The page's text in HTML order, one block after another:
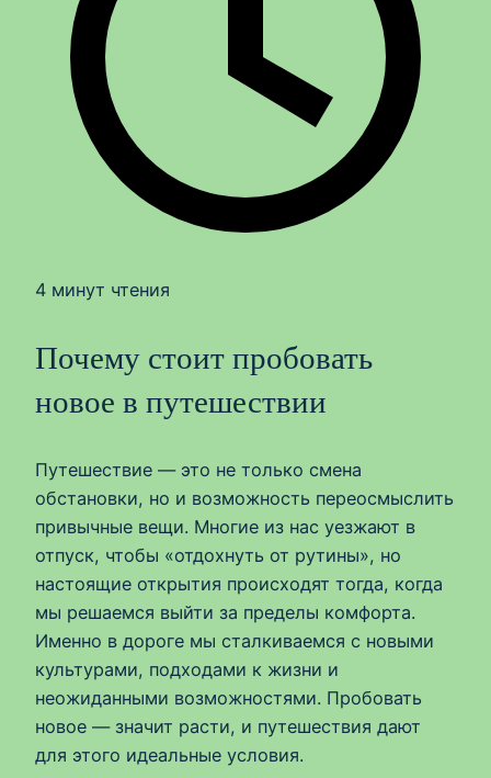
4 минут чтения
Почему стоит пробовать
новое в путешествии
Путешествие — это не только смена
обстановки, но и возможность переосмыслить
привычные вещи. Многие из нас уезжают в
отпуск, чтобы «отдохнуть от рутины», но
настоящие открытия происходят тогда, когда
мы решаемся выйти за пределы комфорта.
Именно в дороге мы сталкиваемся с новыми
культурами, подходами к жизни и
неожиданными возможностями. Пробовать
новое — значит расти, и путешествия дают
для этого идеальные условия.